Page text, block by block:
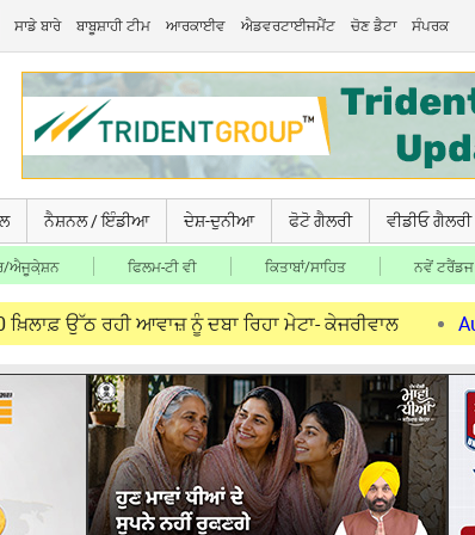
ਸਾਡੇ ਬਾਰੇ ਬਾਬੂਸ਼ਾਹੀ ਟੀਮ ਆਰਕਾਈਵ ਐਡਵਰਟਾਈਜਮੈਂਟ ਚੋਣ ਡੈਟਾ ਸੰਪਰਕ
ਨੈਸ਼ਨਲ / ਇੰਡੀਆ ਦੇਸ਼-ਦੁਨੀਆ ਫੋਟੋ ਗੈਲਰੀ ਵੀਡੀਓ ਗੈਲਰੀ
ਐਜੂਕੇ਼ਸ਼ਨ ਫਿਲਮ-ਟੀ ਵੀ ਕਿਤਾਬਾਂ/ਸਾਹਿਤ ਨਵੇਂ ਟਰੈਂਡਜ
ਆਵਾਜ਼ ਨੂੰ ਦਬਾ ਰਿਹਾ ਮੇਟਾ- ਕੇਜਰੀਵਾਲ Aug 06, 2026